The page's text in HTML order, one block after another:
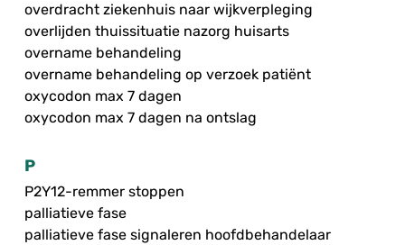
overdracht ziekenhuis naar wijkverpleging
overlijden thuissituatie nazorg huisarts
overname behandeling
overname behandeling op verzoek patiënt
oxycodon max 7 dagen
oxycodon max 7 dagen na ontslag
P
P2Y12-remmer stoppen
palliatieve fase
palliatieve fase signaleren hoofdbehandelaar